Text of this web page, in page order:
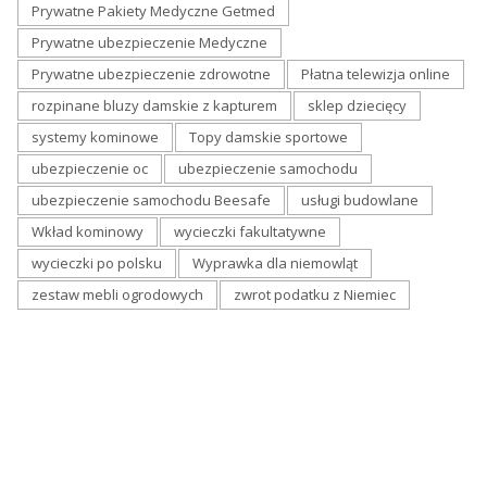
Prywatne Pakiety Medyczne Getmed
Prywatne ubezpieczenie Medyczne
Prywatne ubezpieczenie zdrowotne
Płatna telewizja online
rozpinane bluzy damskie z kapturem
sklep dziecięcy
systemy kominowe
Topy damskie sportowe
ubezpieczenie oc
ubezpieczenie samochodu
ubezpieczenie samochodu Beesafe
usługi budowlane
Wkład kominowy
wycieczki fakultatywne
wycieczki po polsku
Wyprawka dla niemowląt
zestaw mebli ogrodowych
zwrot podatku z Niemiec